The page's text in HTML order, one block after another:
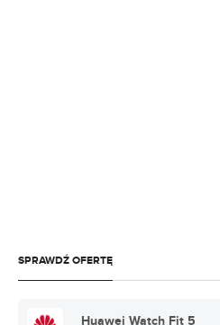
SPRAWDŹ OFERTĘ
Huawei Watch Fit 5